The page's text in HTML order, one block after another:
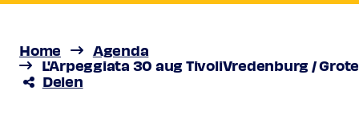
Utrecht, TivoliVredenburg / Grote Zaal
Prijs€ 10,00 - € 51,00
Home
Agenda
L'Arpeggiata 30 aug TivoliVredenburg /
Delen